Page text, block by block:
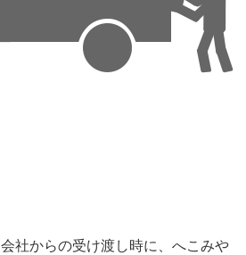
社からの受け渡し時に、へこみや